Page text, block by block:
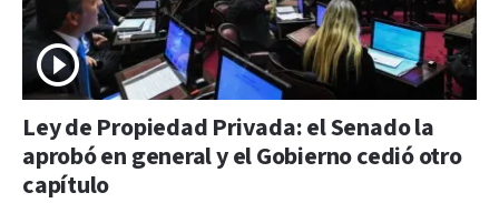
Ley de Propiedad Privada: el Senado la
aprobó en general y el Gobierno cedió otro
capítulo